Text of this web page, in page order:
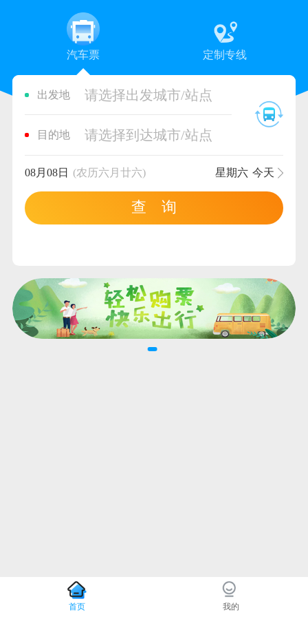
汽车票 定制专线
出发地 请选择出发城市/站点
目的地 请选择到达城市/站点
08月08日 (农历六月廿六) 星期六 今天
查 询
首页 我的